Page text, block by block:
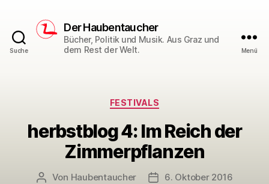
Suche
Der Haubentaucher
Bücher, Politik und Musik. Aus Graz und
dem Rest der Welt.
Menü
Kategorien
FESTIVALS
herbstblog 4: Im Reich der
Zimmerpflanzen
Beitragsautor
Von Haubentaucher Veröffentlichungsdatum
6. Oktober 2016